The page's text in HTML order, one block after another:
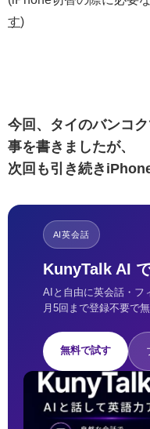
す)
今回、タイのバンコ
事を書きましたが、
次回も引き続き
AI英会話
KunyTalk AI
AIと自由に英会話・フ
月5回まで登録不要で
無料で試す